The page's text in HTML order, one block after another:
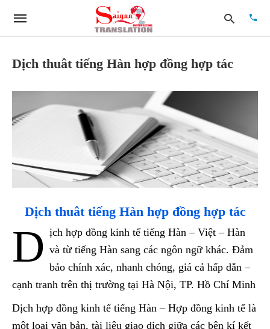
Type
hit
enter:
Dịch thuât tiếng Hàn hợp đồng hợp tác
Dịch thuât tiếng Hàn hợp đồng hợp tác
D ịch hợp đồng kinh tế tiếng Hàn – Việt – Hàn
và từ tiếng Hàn sang các ngôn ngữ khác. Đảm
bảo chính xác, nhanh chóng, giá cả hấp dẫn –
cạnh tranh trên thị trường tại Hà Nội, TP. Hồ Chí Minh
Dịch hợp đồng kinh tế tiếng Hàn – Hợp đồng kinh tế là
một loại văn bản, tài liệu giao dịch giữa các bên kí kết